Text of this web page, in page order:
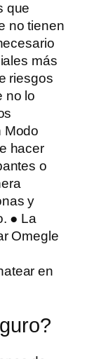
que
no tienen
más
riesgos
no lo
Modo
hacer
o
y
● La
Omegle
en